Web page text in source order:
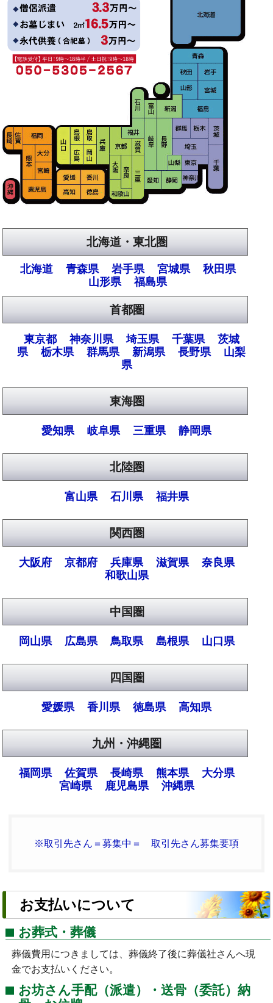
北海道・東北圏
北海道 青森県 岩手県 宮城県
秋田県
山形県
福島県
首都圏
東京都 神奈川県 埼玉県 千葉県
茨城
県
栃木県 群馬県 新潟県 長野県
山梨
県
東海圏
愛知県 岐阜県 三重県 静岡県
北陸圏
富山県 石川県 福井県
関西圏
大阪府 京都府 兵庫県 滋賀県
奈良県
和歌山県
中国圏
岡山県 広島県 鳥取県 島根県 山口県
四国圏
愛媛県 香川県 徳島県 高知県
九州・沖縄圏
福岡県 佐賀県 長崎県 熊本県
大分県
宮崎県
鹿児島県 沖縄県
※取引先さん＝募集中＝ 取引先さん募集要項
お支払いについて
お葬式・葬儀
葬儀費用につきましては、葬儀終了後に葬儀社さんへ現
金でお支払いください。
お坊さん手配（派遣）・送骨（委託）納